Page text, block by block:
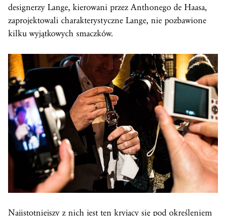
designerzy Lange, kierowani przez Anthonego de Haasa,
zaprojektowali charakterystyczne Lange, nie pozbawione
kilku wyjątkowych smaczków.
Najistotniejszy z nich jest ten kryjący się pod określeniem